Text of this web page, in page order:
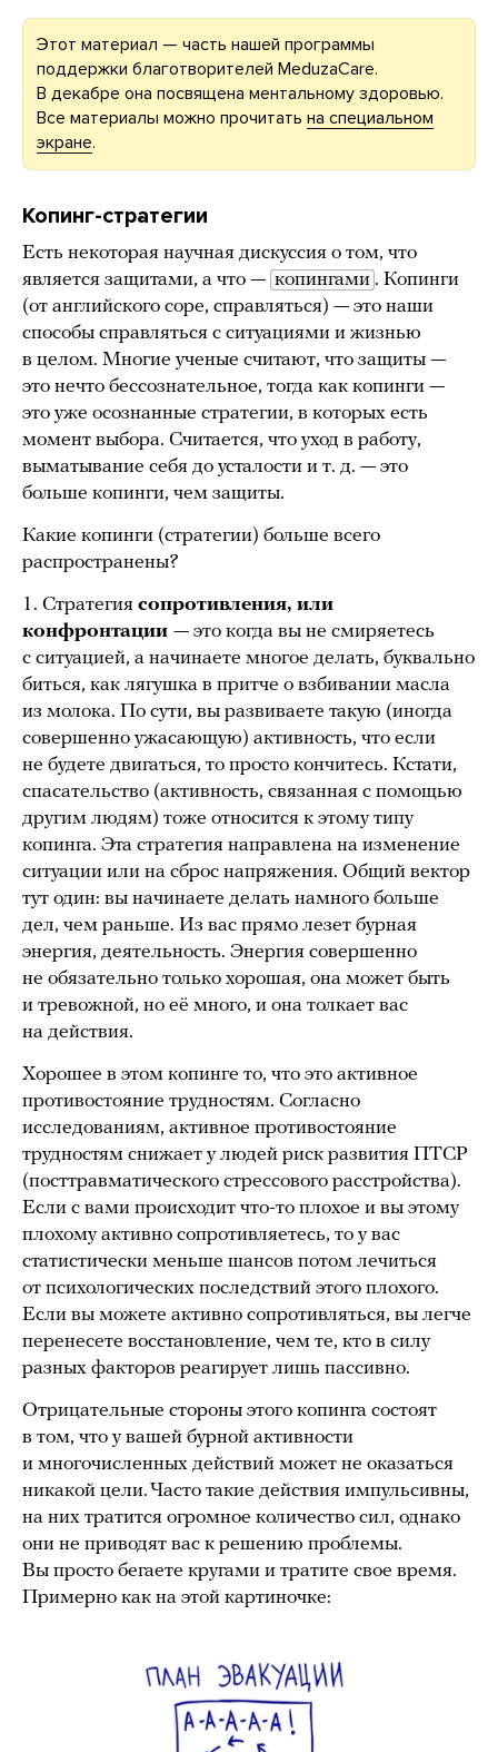
Этот материал — часть нашей программы
поддержки благотворителей MeduzaCare.
В декабре она посвящена ментальному здоровью.
Все материалы можно прочитать на специальном
экране.
Копинг-стратегии
Есть некоторая научная дискуссия о том, что
является защитами, а что — копингами . Копинги
(от английского cope, справляться) — это наши
способы справляться с ситуациями и жизнью
в целом. Многие ученые считают, что защиты —
это нечто бессознательное, тогда как копинги —
это уже осознанные стратегии, в которых есть
момент выбора. Считается, что уход в работу,
выматывание себя до усталости и т. д. — это
больше копинги, чем защиты.
Какие копинги (стратегии) больше всего
распространены?
1. Стратегия сопротивления, или
конфронтации — это когда вы не смиряетесь
с ситуацией, а начинаете многое делать, буквально
биться, как лягушка в притче о взбивании масла
из молока. По сути, вы развиваете такую (иногда
совершенно ужасающую) активность, что если
не будете двигаться, то просто кончитесь. Кстати,
спасательство (активность, связанная с помощью
другим людям) тоже относится к этому типу
копинга. Эта стратегия направлена на изменение
ситуации или на сброс напряжения. Общий вектор
тут один: вы начинаете делать намного больше
дел, чем раньше. Из вас прямо лезет бурная
энергия, деятельность. Энергия совершенно
не обязательно только хорошая, она может быть
и тревожной, но её много, и она толкает вас
на действия.
Хорошее в этом копинге то, что это активное
противостояние трудностям. Согласно
исследованиям, активное противостояние
трудностям снижает у людей риск развития ПТСР
(посттравматического стрессового расстройства).
Если с вами происходит что-то плохое и вы этому
плохому активно сопротивляетесь, то у вас
статистически меньше шансов потом лечиться
от психологических последствий этого плохого.
Если вы можете активно сопротивляться, вы легче
перенесете восстановление, чем те, кто в силу
разных факторов реагирует лишь пассивно.
Отрицательные стороны этого копинга состоят
в том, что у вашей бурной активности
и многочисленных действий может не оказаться
никакой цели. Часто такие действия импульсивны,
на них тратится огромное количество сил, однако
они не приводят вас к решению проблемы.
Вы просто бегаете кругами и тратите свое время.
Примерно как на этой картиночке: